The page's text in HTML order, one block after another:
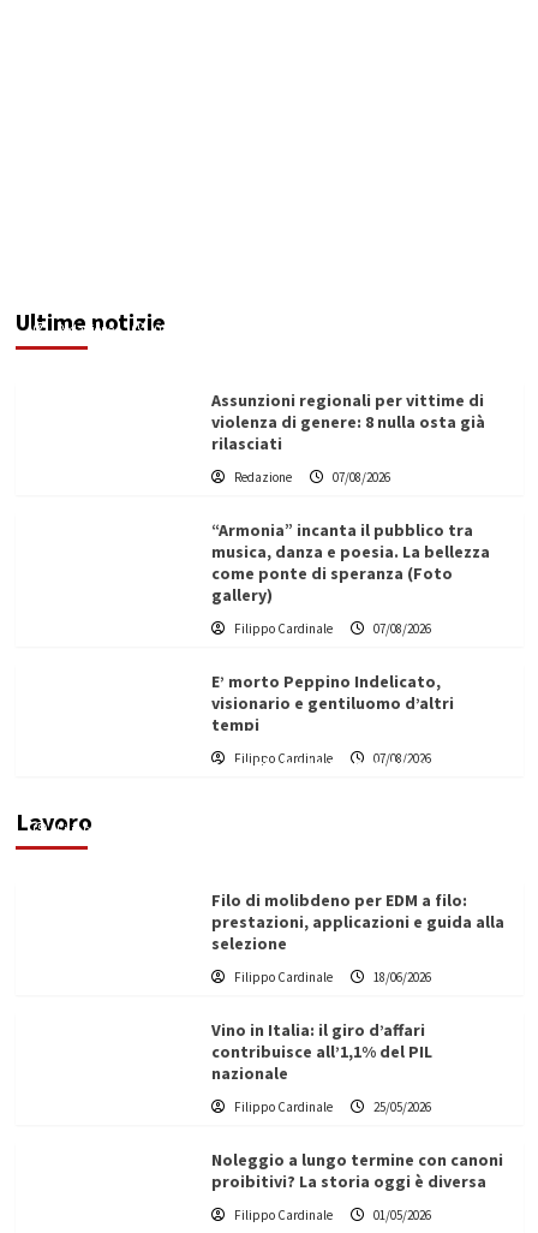
Ultime notizie
Redazione 07/08/2026
Assunzioni regionali per vittime di
violenza di genere: 8 nulla osta già
rilasciati
Redazione 07/08/2026
“Armonia” incanta il pubblico tra
musica, danza e poesia. La bellezza
come ponte di speranza (Foto
gallery)
Filippo Cardinale 07/08/2026
E’ morto Peppino Indelicato,
visionario e gentiluomo d’altri
tempi
Filippo Cardinale 07/08/2026
Lavoro
L’ingegnere saccense Buscarnera partner chiave
di un progetto transnazionale per la transizione
Filippo Cardinale
Filo di molibdeno per EDM a filo:
prestazioni, applicazioni e guida alla
selezione
Filippo Cardinale 18/06/2026
Vino in Italia: il giro d’affari
contribuisce all’1,1% del PIL
nazionale
Filippo Cardinale 25/05/2026
Noleggio a lungo termine con canoni
proibitivi? La storia oggi è diversa
Filippo Cardinale 01/05/2026